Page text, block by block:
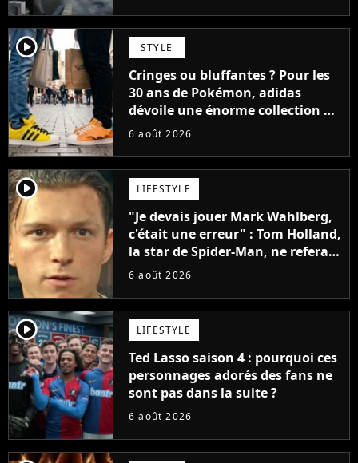
player2 STYLE
Cringes ou bluffantes ? Pour les
30 ans de Pokémon, adidas
dévoile une énorme collection de
sneakers et je ne sais pas quoi en
6 août 2026
player2 LIFESTYLE
"Je devais jouer Mark Wahlberg,
c'était une erreur" : Tom Holland,
la star de Spider-Man, ne referait
pas ce blockbuster
6 août 2026
player2 LIFESTYLE
Ted Lasso saison 4 : pourquoi ces
personnages adorés des fans ne
sont pas dans la suite ?
6 août 2026